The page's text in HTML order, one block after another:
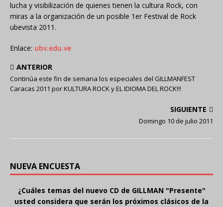
lucha y visibilización de quienes tienen la cultura Rock, con
miras a la organización de un posible 1er Festival de Rock
ubevista 2011.
Enlace: ubv.edu.ve
ANTERIOR
Continúa este fin de semana los especiales del GILLMANFEST
Caracas 2011 por KULTURA ROCK y EL IDIOMA DEL ROCK!!!
SIGUIENTE
Domingo 10 de julio 2011
NUEVA ENCUESTA
¿Cuáles temas del nuevo CD de GILLMAN "Presente"
usted considera que serán los próximos clásicos de la